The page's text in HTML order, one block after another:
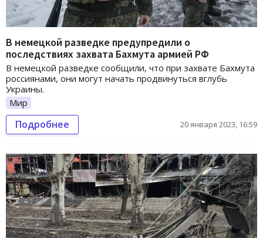
В немецкой разведке предупредили о
последствиях захвата Бахмута армией РФ
В немецкой разведке сообщили, что при захвате Бахмута
россиянами, они могут начать продвинуться вглубь
Украины.
Мир
Подробнее 20 января 2023, 16:59